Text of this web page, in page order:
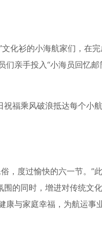
化衫的小海航家们，在
们亲手投入“小海员回忆邮
福乘风破浪抵达每个小
，度过愉快的六一节。”
围的同时，增进对传统文
康与家庭幸福，为航运事